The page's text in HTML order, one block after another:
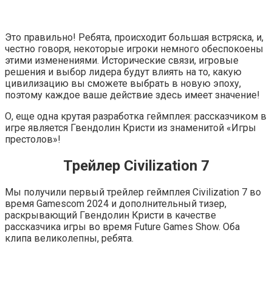
Это правильно! Ребята, происходит большая встряска, и,
честно говоря, некоторые игроки немного обеспокоены
этими изменениями. Исторические связи, игровые
решения и выбор лидера будут влиять на то, какую
цивилизацию вы сможете выбрать в новую эпоху,
поэтому каждое ваше действие здесь имеет значение!
О, еще одна крутая разработка геймплея: рассказчиком в
игре является Гвендолин Кристи из знаменитой «Игры
престолов»!
Трейлер Civilization 7
Мы получили первый трейлер геймплея Civilization 7 во
время Gamescom 2024 и дополнительный тизер,
раскрывающий Гвендолин Кристи в качестве
рассказчика игры во время Future Games Show. Оба
клипа великолепны, ребята.